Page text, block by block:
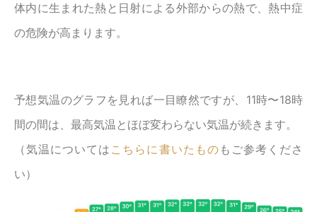
体内に生まれた熱と日射による外部からの熱で、熱中症
の危険が高まります。
予想気温のグラフを見れば一目瞭然ですが、11時〜18時
間の間は、最高気温とほぼ変わらない気温が続きます。
（気温については こちらに書いたもの もご参考くださ
い）